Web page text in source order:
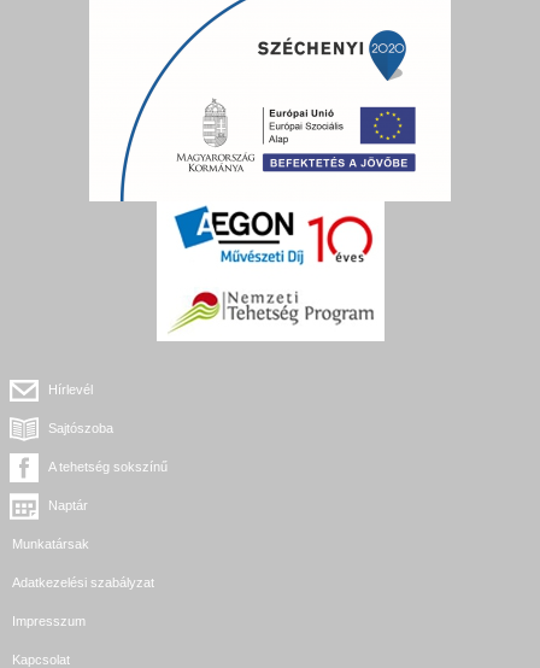
Hírlevél
Sajtószoba
A tehetség sokszínű
Naptár
Munkatársak
Adatkezelési szabályzat
Impresszum
Kapcsolat